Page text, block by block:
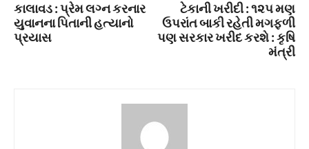
કાલાવડ : પ્રેમ લગ્ન કરનાર
યુવાનના પિતાની હત્યાનો
પ્રયાસ
ટેકાની ખરીદી : ૧૨૫ મણ
ઉપરાંત બાકી રહેતી મગફળી
પણ સરકાર ખરીદ કરશે : કૃષિ
મંત્રી